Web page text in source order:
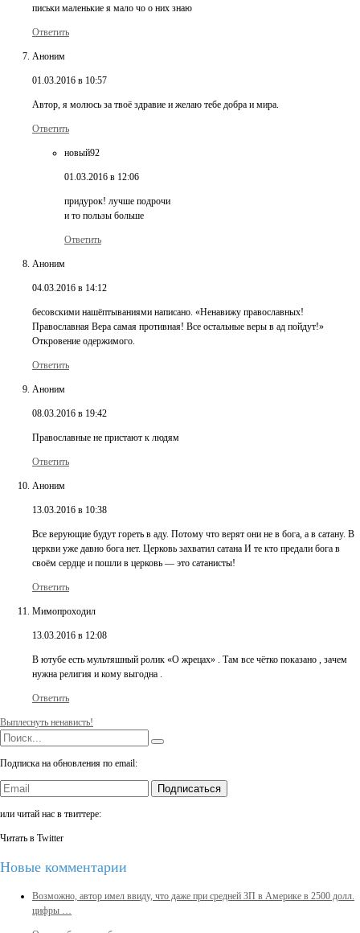
письки маленькие я мало чо о них знаю
Ответить
Аноним
01.03.2016 в 10:57
Автор, я молюсь за твоё здравие и желаю тебе добра и мира.
Ответить
новый92
01.03.2016 в 12:06
придурок! лучше подрочи
и то пользы больше
Ответить
Аноним
04.03.2016 в 14:12
бесовскими нашёптываниями написано. «Ненавижу православных!
Православная Вера самая противная! Все остальные веры в ад пойдут!»
Откровение одержимого.
Ответить
Аноним
08.03.2016 в 19:42
Православные не пристают к людям
Ответить
Аноним
13.03.2016 в 10:38
Все верующие будут гореть в аду. Потому что верят они не в бога, а в сатану. В
церкви уже давно бога нет. Церковь захватил сатана И те кто предали бога в
своём сердце и пошли в церковь — это сатанисты!
Ответить
Мимопроходил
13.03.2016 в 12:08
В ютубе есть мультяшный ролик «О жрецах» . Там все чётко показано , зачем
нужна религия и кому выгодна .
Ответить
Выплеснуть ненависть!
Подписка на обновления по email:
Подписаться
или читай нас в твиттере:
Читать в Twitter
Новые комментарии
Возможно, автор имел ввиду, что даже при средней ЗП в Америке в 2500 долл.
цифры …